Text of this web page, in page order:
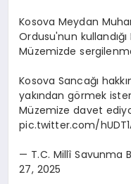
Kosova Meydan
Ordusu'nun
Müzemizde
Kosova Sancağı
yakından görmek
Müzemize davet
pic.twitter.com/
— T.C. Millî Savunma
27, 2025